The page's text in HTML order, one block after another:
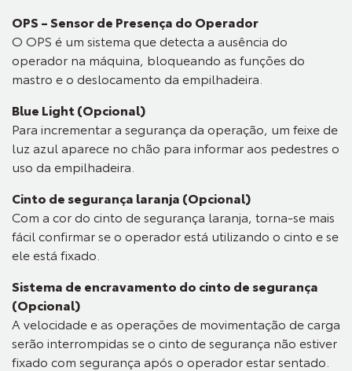
OPS – Sensor de Presença do Operador
O OPS é um sistema que detecta a ausência do
operador na máquina, bloqueando as funções do
mastro e o deslocamento da empilhadeira.
Blue Light (Opcional)
Para incrementar a segurança da operação, um feixe de
luz azul aparece no chão para informar aos pedestres o
uso da empilhadeira.
Cinto de segurança laranja (Opcional)
Com a cor do cinto de segurança laranja, torna-se mais
fácil confirmar se o operador está utilizando o cinto e se
ele está fixado.
Sistema de encravamento do cinto de segurança
(Opcional)
A velocidade e as operações de movimentação de carga
serão interrompidas se o cinto de segurança não estiver
fixado com segurança após o operador estar sentado.